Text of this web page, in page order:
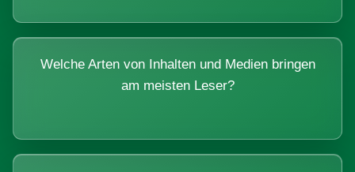
Welche Arten von Inhalten und Medien bringen
am meisten Leser?